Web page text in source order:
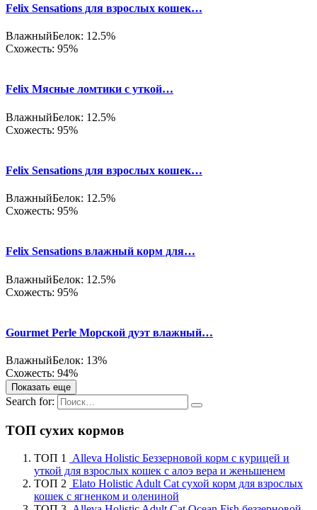
Felix Sensations для взрослых кошек…
ВлажныйБелок: 12.5%
Схожесть: 95%
Felix Мясные ломтики с уткой…
ВлажныйБелок: 12.5%
Схожесть: 95%
Felix Sensations для взрослых кошек…
ВлажныйБелок: 12.5%
Схожесть: 95%
Felix Sensations влажный корм для…
ВлажныйБелок: 12.5%
Схожесть: 95%
Gourmet Perle Морской дуэт влажный…
ВлажныйБелок: 13%
Схожесть: 94%
Показать еще
Search for:
ТОП сухих кормов
ТОП 1
Alleva Holistic Беззерновой корм с курицей и
уткой для взрослых кошек с алоэ вера и женьшенем
ТОП 2 Elato Holistic Adult Cat сухой корм для взрослых
кошек с ягненком и олениной